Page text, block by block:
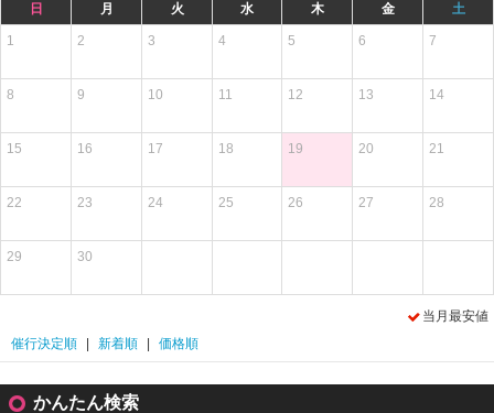
日 月 火 水 木 金 土
1 2 3 4 5 6 7
8 9 10 11 12 13 14
15 16 17 18 19 20 21
22 23 24 25 26 27 28
29 30
当月最安値
催行決定順
新着順 価格順
かんたん検索